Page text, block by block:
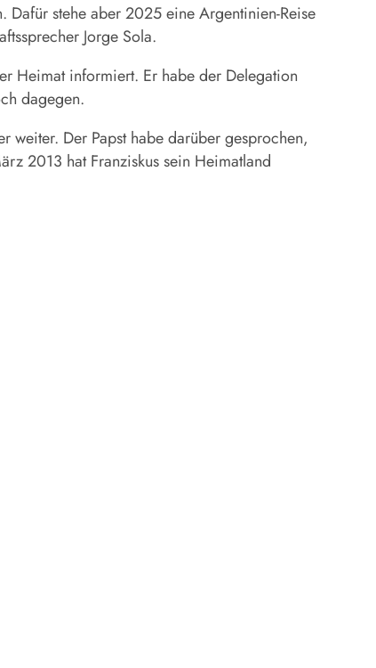
Dafür stehe aber 2025 eine Argentinien-Reise
Jorge Sola.
Heimat informiert. Er habe der Delegation
dagegen.
weiter. Der Papst habe darüber gesprochen,
2013 hat Franziskus sein Heimatland